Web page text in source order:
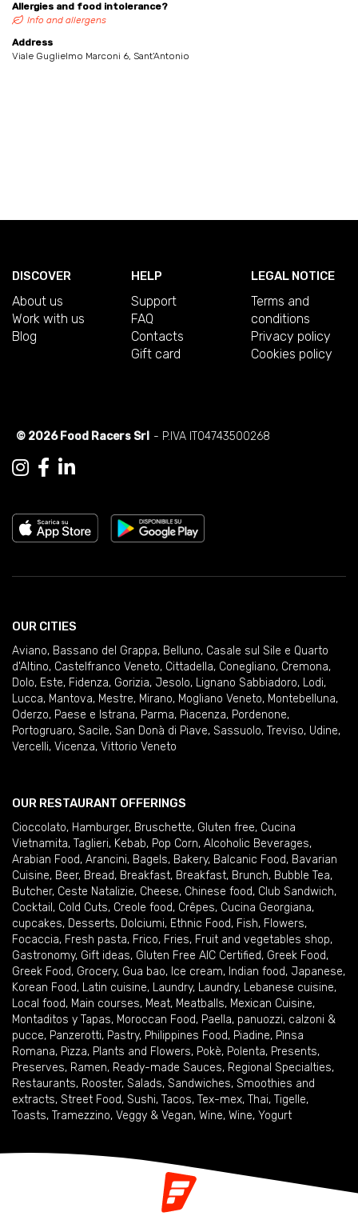
Allergies and food intolerance?
Info and allergens
Address
Viale Guglielmo Marconi 6, Sant'Antonio
DISCOVER
About us
Work with us
Blog
HELP
Support
FAQ
Contacts
Gift card
LEGAL NOTICE
Terms and
conditions
Privacy policy
Cookies policy
© 2026 Food Racers Srl - P.IVA IT04743500268
OUR CITIES
Aviano, Bassano del Grappa, Belluno, Casale sul Sile e Quarto
d'Altino, Castelfranco Veneto, Cittadella, Conegliano, Cremona,
Dolo, Este, Fidenza, Gorizia, Jesolo, Lignano Sabbiadoro, Lodi,
Lucca, Mantova, Mestre, Mirano, Mogliano Veneto, Montebelluna,
Oderzo, Paese e Istrana, Parma, Piacenza, Pordenone,
Portogruaro, Sacile, San Donà di Piave, Sassuolo, Treviso, Udine,
Vercelli, Vicenza, Vittorio Veneto
OUR RESTAURANT OFFERINGS
Cioccolato, Hamburger, Bruschette, Gluten free, Cucina
Vietnamita, Taglieri, Kebab, Pop Corn, Alcoholic Beverages,
Arabian Food, Arancini, Bagels, Bakery, Balcanic Food, Bavarian
Cuisine, Beer, Bread, Breakfast, Breakfast, Brunch, Bubble Tea,
Butcher, Ceste Natalizie, Cheese, Chinese food, Club Sandwich,
Cocktail , Cold Cuts, Creole food, Crêpes, Cucina Georgiana,
cupcakes, Desserts, Dolciumi, Ethnic Food, Fish, Flowers,
Focaccia, Fresh pasta, Frico, Fries, Fruit and vegetables shop,
Gastronomy, Gift ideas, Gluten Free AIC Certified, Greek Food,
Greek Food, Grocery, Gua bao, Ice cream, Indian food, Japanese,
Korean Food, Latin cuisine, Laundry, Laundry, Lebanese cuisine,
Local food, Main courses, Meat, Meatballs, Mexican Cuisine,
Montaditos y Tapas, Moroccan Food, Paella, panuozzi, calzoni &
pucce, Panzerotti, Pastry, Philippines Food, Piadine, Pinsa
Romana, Pizza, Plants and Flowers, Pokè, Polenta, Presents,
Preserves, Ramen, Ready-made Sauces, Regional Specialties,
Restaurants, Rooster, Salads, Sandwiches, Smoothies and
extracts, Street Food, Sushi, Tacos, Tex-mex, Thai, Tigelle,
Toasts, Tramezzino, Veggy & Vegan, Wine, Wine, Yogurt